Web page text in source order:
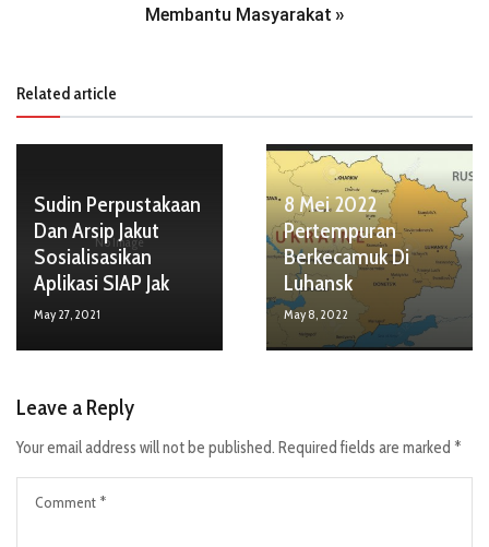
Membantu Masyarakat »
Related article
No Image
Sudin Perpustakaan
Dan Arsip Jakut
Sosialisasikan
Aplikasi SIAP Jak
May 27, 2021
8 Mei 2022
Pertempuran
Berkecamuk Di
Luhansk
May 8, 2022
Leave a Reply
Your email address will not be published. Required fields are marked *